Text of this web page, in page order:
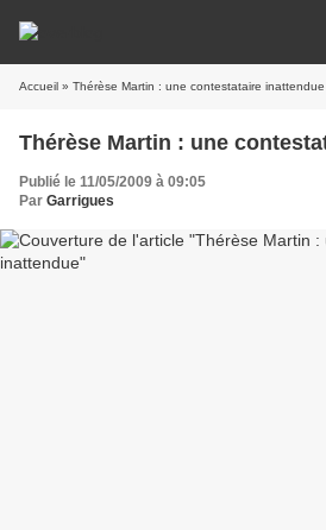
Accueil » Thérèse Martin : une contestataire inattendue
Thérèse Martin : une
Publié le 11/05/2009 à 09:05
Par Garrigues